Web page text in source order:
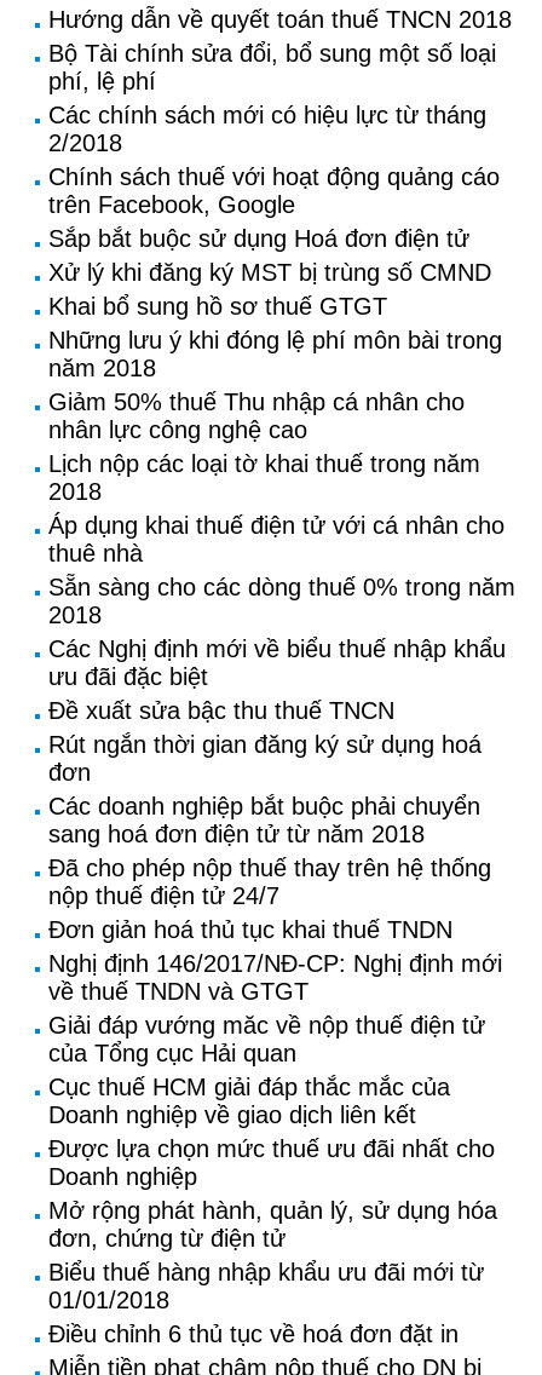
Hướng dẫn về quyết toán thuế TNCN 2018
Bộ Tài chính sửa đổi, bổ sung một số loại
phí, lệ phí
Các chính sách mới có hiệu lực từ tháng
2/2018
Chính sách thuế với hoạt động quảng cáo
trên Facebook, Google
Sắp bắt buộc sử dụng Hoá đơn điện tử
Xử lý khi đăng ký MST bị trùng số CMND
Khai bổ sung hồ sơ thuế GTGT
Những lưu ý khi đóng lệ phí môn bài trong
năm 2018
Giảm 50% thuế Thu nhập cá nhân cho
nhân lực công nghệ cao
Lịch nộp các loại tờ khai thuế trong năm
2018
Áp dụng khai thuế điện tử với cá nhân cho
thuê nhà
Sẵn sàng cho các dòng thuế 0% trong năm
2018
Các Nghị định mới về biểu thuế nhập khẩu
ưu đãi đặc biệt
Đề xuất sửa bậc thu thuế TNCN
Rút ngắn thời gian đăng ký sử dụng hoá
đơn
Các doanh nghiệp bắt buộc phải chuyển
sang hoá đơn điện tử từ năm 2018
Đã cho phép nộp thuế thay trên hệ thống
nộp thuế điện tử 24/7
Đơn giản hoá thủ tục khai thuế TNDN
Nghị định 146/2017/NĐ-CP: Nghị định mới
về thuế TNDN và GTGT
Giải đáp vướng măc về nộp thuế điện tử
của Tổng cục Hải quan
Cục thuế HCM giải đáp thắc mắc của
Doanh nghiệp về giao dịch liên kết
Được lựa chọn mức thuế ưu đãi nhất cho
Doanh nghiệp
Mở rộng phát hành, quản lý, sử dụng hóa
đơn, chứng từ điện tử
Biểu thuế hàng nhập khẩu ưu đãi mới từ
01/01/2018
Điều chỉnh 6 thủ tục về hoá đơn đặt in
Miễn tiền phạt chậm nộp thuế cho DN bị